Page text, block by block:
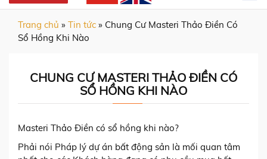
Trang chủ » Tin tức » Chung Cư Masteri Thảo Điền Có
Sổ Hồng Khi Nào
CHUNG CƯ MASTERI THẢO ĐIỀN CÓ
SỔ HỒNG KHI NÀO
Masteri Thảo Điền có sổ hồng khi nào?
Phải nói Pháp lý dự án bất động sản là mối quan tâm